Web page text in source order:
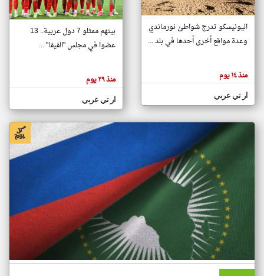
تغيير الدولة
اخبار جزر القمر على مدار الساعة
أهم اخبار جزر القمر العاجلة والمباشرة
هنا عن
وجهة
كاتبيها.
اليونيسكو تدرج شواطئ نورماندي
وعدة مواقع أخرى أحدها في بلد ...
منذ ١٤ يوم
ار تي عربي
بينهم ممثلو 7 دول عربية.. 13
عضوا في مجلس "الفيفا" ...
منذ ٢٩ يوم
ار تي عربي
klyoum.com